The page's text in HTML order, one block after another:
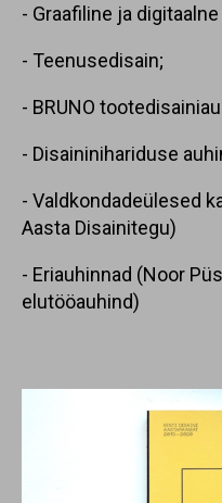
- Graafiline ja
- Teenusedisain;
- BRUNO
- Disaininihariduse
- Valdkondadeülesed
Aasta Disainitegu)
- Eriauhinnad (Noor
elutööauhind)